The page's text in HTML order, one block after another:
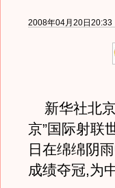
2008年04月20日20:33
新华社北
京”国际射联
日在绵绵阴
成绩夺冠,为